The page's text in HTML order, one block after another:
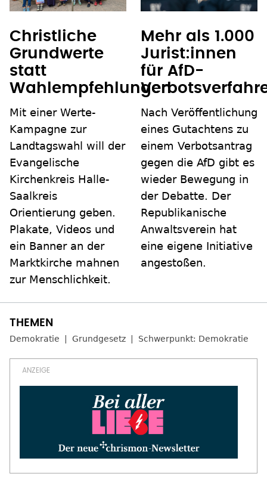
Christliche
Grundwerte
statt
Wahlempfehlungen
Mit einer Werte-
Kampagne zur
Landtagswahl will der
Evangelische
Kirchenkreis Halle-
Saalkreis
Orientierung geben.
Plakate, Videos und
ein Banner an der
Marktkirche mahnen
zur Menschlichkeit.
Mehr als 1.000
Jurist:innen
für AfD-
Nach Veröffentlichung
eines Gutachtens zu
einem Verbotsantrag
gegen die AfD gibt es
wieder Bewegung in
der Debatte. Der
Republikanische
Anwaltsverein hat
eine eigene Initiative
angestoßen.
Demokratie Grundgesetz Schwerpunkt: Demokratie